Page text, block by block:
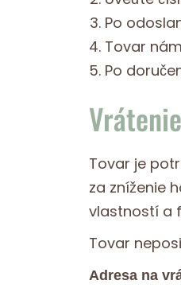
Po
Tovar
Po
Tovar je
za zníženie
vlastností a
Tovar
Adresa na